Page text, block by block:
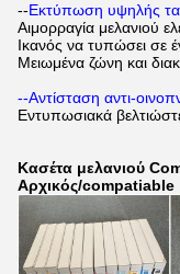
--Εκτύπωση υψηλής
Αιμορραγία μελανιού
Ικανός να τυπώσει σε
Μειωμένα ζώνη και
--Αντίσταση αντι-
Εντυπωσιακά
Κασέτα μελανιού
Αρχικός/compatiable